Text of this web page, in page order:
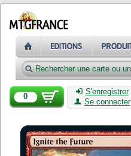
0
S'enregistrer
Se connecter